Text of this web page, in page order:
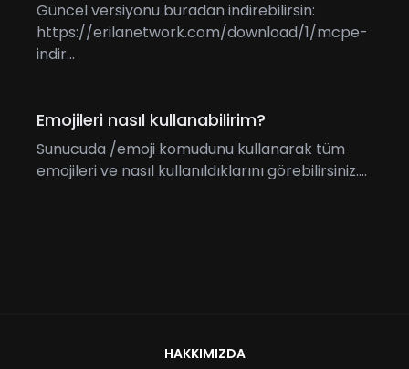
Güncel versiyonu buradan indirebilirsin:
https://erilanetwork.com/download/1/mcpe-
indir...
Emojileri nasıl kullanabilirim?
Sunucuda /emoji komudunu kullanarak tüm
emojileri ve nasıl kullanıldıklarını görebilirsiniz....
HAKKIMIZDA